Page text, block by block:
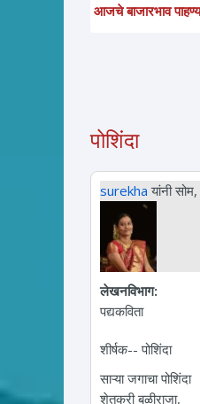
आजचे बाजारभाव
पोशिंदा
surekha यांनी
लेखनविभाग:
पद्यकविता
शीर्षक-- पोशिंदा
साऱ्या जगाचा पोशिंदा
शेतकरी बळीराजा,